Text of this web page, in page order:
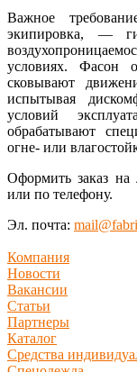
Важное
экипировка, —
условиях. Фасон
сковывают
испытывая
условий
обрабатывают
огне- или
Оформить заказ
или по телефону.
Эл. почта:
Компания
Новости
Вакансии
Статьи
Партнеры
Каталог
Средства